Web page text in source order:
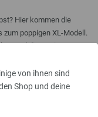
von ihnen sind
Shop und deine
Hier kommen die
poppigen XL-Modell.
und die Designs von